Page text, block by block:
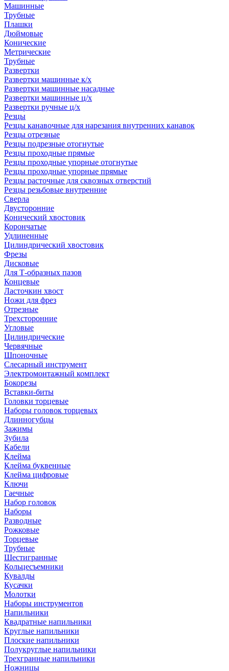
Машинные
Трубные
Плашки
Дюймовые
Конические
Метрические
Трубные
Развертки
Развертки машинные к/х
Развертки машинные насадные
Развертки машинные ц/х
Развертки ручные ц/х
Резцы
Резцы канавочные для нарезания внутренних канавок
Резцы отрезные
Резцы подрезные отогнутые
Резцы проходные прямые
Резцы проходные упорные отогнутые
Резцы проходные упорные прямые
Резцы расточные для сквозных отверстий
Резцы резьбовые внутренние
Сверла
Двусторонние
Конический хвостовик
Корончатые
Удлиненные
Цилиндрический хвостовик
Фрезы
Дисковые
Для Т-образных пазов
Концевые
Ласточкин хвост
Ножи для фрез
Отрезные
Трехсторонние
Угловые
Цилиндрические
Червячные
Шпоночные
Слесарный инструмент
Электромонтажный комплект
Бокорезы
Вставки-биты
Головки торцевые
Наборы головок торцевых
Длинногубцы
Зажимы
Зубила
Кабели
Клейма
Клейма буквенные
Клейма цифровые
Ключи
Гаечные
Набор головок
Наборы
Разводные
Рожковые
Торцевые
Трубные
Шестигранные
Кольцесъемники
Кувалды
Кусачки
Молотки
Наборы инструментов
Напильники
Квадратные напильники
Круглые напильники
Плоские напильники
Полукруглые напильники
Трехгранные напильники
Ножницы